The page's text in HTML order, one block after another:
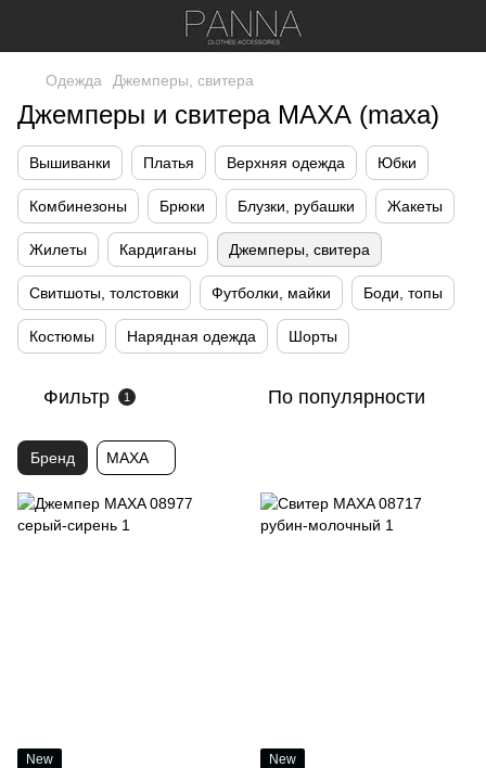
Одежда Джемперы, свитера
Джемперы и свитера МАХА (maxa)
Вышиванки Платья Верхняя одежда Юбки
Комбинезоны Брюки Блузки, рубашки Жакеты
Жилеты Кардиганы Джемперы, свитера
Свитшоты, толстовки Футболки, майки Боди, топы
Костюмы Нарядная одежда Шорты
Фильтр 1 По популярности
Бренд МАХА
New New